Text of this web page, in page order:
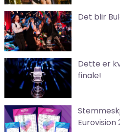
Det blir
Dette er
finale!
Eurovision